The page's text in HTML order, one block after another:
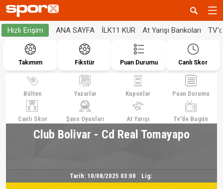
Hızlı Erişim ANA SAYFA İLK11 KUR At Yarışı Bankoları
Takımım Fikstür Puan Durumu Canlı Skor
Bülten Yazarlar Kuponlar Puan Durumu
Canlı Skor Şans Oyunları At Yarışı Tv'de Bugün
Club Bolivar - Cd Real Tomayapo
Tarih: 10/08/2025 03:00 Lig: